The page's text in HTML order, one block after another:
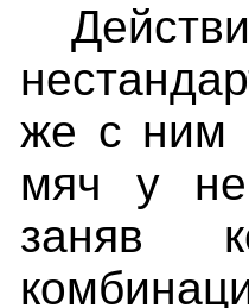
же с ним
мяч у
заняв